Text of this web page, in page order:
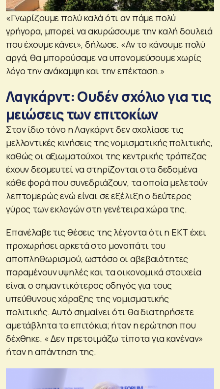
«Γνωρίζουμε πολύ καλά ότι αν πάμε πολύ
γρήγορα, μπορεί να ακυρώσουμε την καλή δουλειά
που έχουμε κάνει», δήλωσε. «Αν το κάνουμε πολύ
αργά, θα μπορούσαμε να υπονομεύσουμε χωρίς
λόγο την ανάκαμψη και την επέκταση.»
Λαγκάρντ: Ουδέν σχόλιο για τις
μειώσεις των επιτοκίων
Στον ίδιο τόνο η Λαγκάρντ δεν σχολίασε τις
μελλοντικές κινήσεις της νομισματικής πολιτικής,
καθώς οι αξιωματούχοι της κεντρικής τράπεζας
έχουν δεσμευτεί να στηρίζονται στα δεδομένα
κάθε φορά που συνεδριάζουν, τα οποία μελετούν
λεπτομερώς ενώ είναι σε εξέλιξη ο δεύτερος
γύρος των εκλογών στη γενέτειρα χώρα της.
Επανέλαβε τις θέσεις της λέγοντα ότι η ΕΚΤ έχει
προχωρήσει αρκετά στο μονοπάτι του
αποπληθωρισμού, ωστόσο οι αβεβαιότητες
παραμένουν υψηλές και τα οικονομικά στοιχεία
είναι ο σημαντικότερος οδηγός για τους
υπεύθυνους χάραξης της νομισματικής
πολιτικής. Αυτό σημαίνει ότι θα διατηρήσετε
αμετάβλητα τα επιτόκια; ήταν η ερώτηση που
δέχθηκε. « Δεν πρετοιμάζω τίποτα για κανέναν»
ήταν η απάντηση της.